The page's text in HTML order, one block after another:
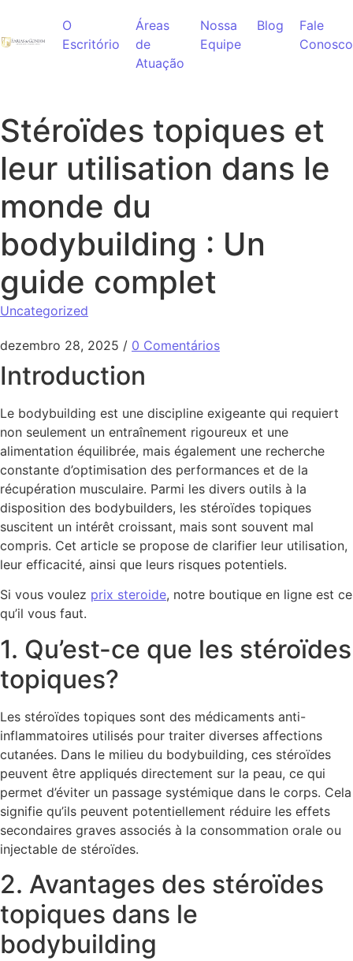
O
Escritório
Áreas
de
Atuação
Nossa
Equipe
Blog
Fale
Conosco
Stéroïdes topiques et
leur utilisation dans le
monde du
bodybuilding : Un
guide complet
Uncategorized
dezembro 28, 2025 / 0 Comentários
Introduction
Le bodybuilding est une discipline exigeante qui requiert
non seulement un entraînement rigoureux et une
alimentation équilibrée, mais également une recherche
constante d’optimisation des performances et de la
récupération musculaire. Parmi les divers outils à la
disposition des bodybuilders, les stéroïdes topiques
suscitent un intérêt croissant, mais sont souvent mal
compris. Cet article se propose de clarifier leur utilisation,
leur efficacité, ainsi que leurs risques potentiels.
Si vous voulez prix steroide, notre boutique en ligne est ce
qu’il vous faut.
1. Qu’est-ce que les stéroïdes
topiques?
Les stéroïdes topiques sont des médicaments anti-
inflammatoires utilisés pour traiter diverses affections
cutanées. Dans le milieu du bodybuilding, ces stéroïdes
peuvent être appliqués directement sur la peau, ce qui
permet d’éviter un passage systémique dans le corps. Cela
signifie qu’ils peuvent potentiellement réduire les effets
secondaires graves associés à la consommation orale ou
injectable de stéroïdes.
2. Avantages des stéroïdes
topiques dans le
bodybuilding